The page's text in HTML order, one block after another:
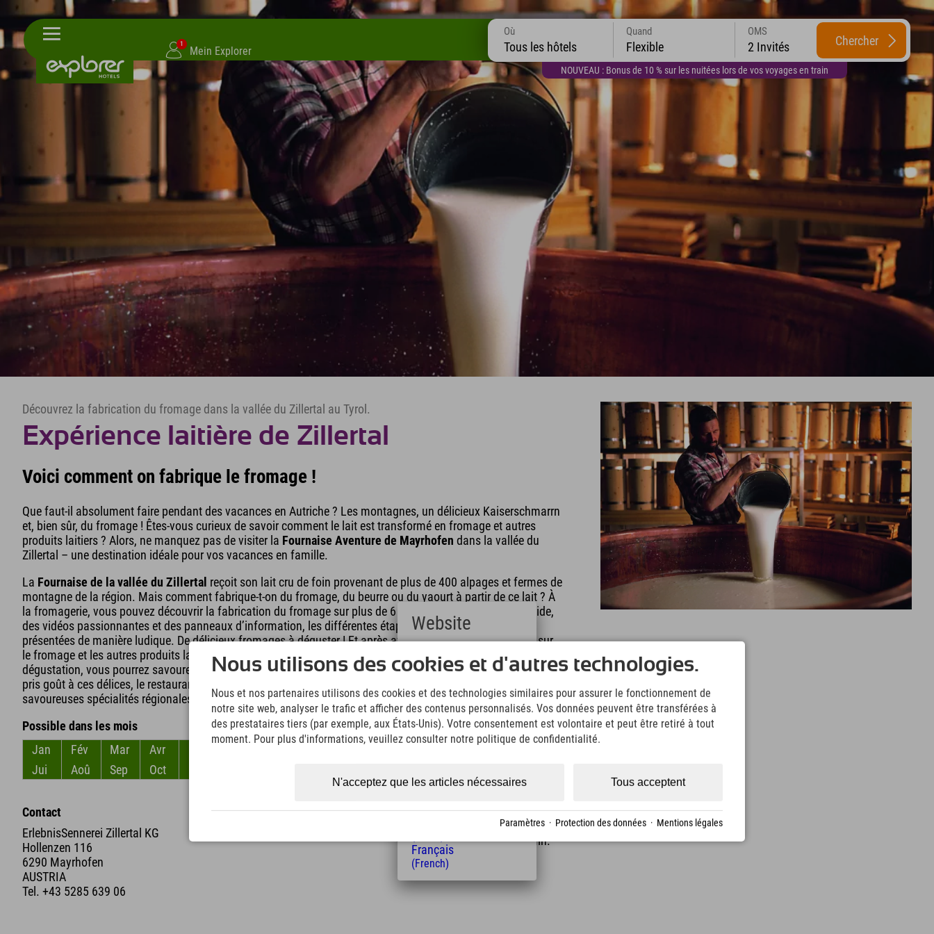
1
Mein Explorer
NOUVEAU : Bonus de 10 % sur les nuitées lors de vos voyages en train
Où
Tous les hôtels
Quand
Flexible
OMS
2 Invités Chercher
Découvrez la fabrication du fromage dans la vallée du Zillertal au Tyrol.
Expérience laitière de Zillertal
Voici comment on fabrique le fromage !
Que faut-il absolument faire pendant des vacances en Autriche ? Les montagnes, un délicieux Kaiserschmarrn
et, bien sûr, du fromage ! Êtes-vous curieux de savoir comment le lait est transformé en fromage et autres
produits laitiers ? Alors, ne manquez pas de visiter la Fournaise Aventure de Mayrhofen dans la vallée du
Zillertal – une destination idéale pour vos vacances en famille.
La Fournaise de la vallée du Zillertal reçoit son lait cru de foin provenant de plus de 400 alpages et fermes de
montagne de la région. Mais comment fabrique-t-on du fromage, du beurre ou du yaourt à partir de ce lait ? À
la fromagerie, vous pouvez découvrir la fabrication du fromage sur plus de 6 000 m². Grâce à un audioguide,
des vidéos passionnantes et des panneaux d’information, les différentes étapes de la fabrication sont
présentées de manière ludique. De délicieux fromages à déguster ! Et après avoir appris autant de choses sur
le fromage et les autres produits laitiers, vous aurez forcément envie d’y goûter ! ;) À huit stands de
dégustation, vous pourrez savourer du lait frais et sept délicieuses variétés de yaourt. Si vous avez vraiment
pris goût à ces délices, le restaurant « Sennereiküche » se trouve juste à côté. Vous pourrez y déguster de
savoureuses spécialités régionales.
Possible dans les mois
Jan
Fév Mar Avr
Jui
Aoû Sep Oct
Contact
ErlebnisSennerei Zillertal KG
Hollenzen 116
6290 Mayrhofen
AUSTRIA
Tel. +43 5285 639 06
Distance de l'hôtel
15 km 16 Min.
Nous utilisons des cookies et d'autres technologies.
Nous et nos partenaires utilisons des cookies et des technologies similaires pour assurer le fonctionnement de
notre site web, analyser le trafic et afficher des contenus personnalisés. Vos données peuvent être transférées à
des prestataires tiers (par exemple, aux États-Unis). Votre consentement est volontaire et peut être retiré à tout
moment. Pour plus d'informations, veuillez consulter notre politique de confidentialité.
Tous acceptent
N'acceptez que les articles nécessaires
Paramètres · Protection des données · Mentions légales
Website
Deutsch
(German)
(English)
Italiano
(Italian)
Čeština
(Polish)
(Hungarian)
Français
(French)